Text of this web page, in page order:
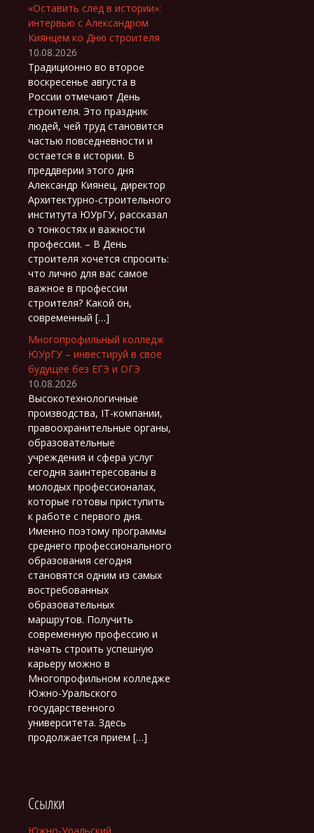
«Оставить след в истории»:
интервью с Александром
Киянцем ко Дню строителя
10.08.2026
Традиционно во второе
воскресенье августа в
России отмечают День
строителя. Это праздник
людей, чей труд становится
частью повседневности и
остается в истории. В
преддверии этого дня
Александр Киянец, директор
Архитектурно-строительного
института ЮУрГУ, рассказал
о тонкостях и важности
профессии. – В День
строителя хочется спросить:
что лично для вас самое
важное в профессии
строителя? Какой он,
современный […]
Многопрофильный колледж
ЮУрГУ – инвестируй в свое
будущее без ЕГЭ и ОГЭ
10.08.2026
Высокотехнологичные
производства, IT-компании,
правоохранительные органы,
образовательные
учреждения и сфера услуг
сегодня заинтересованы в
молодых профессионалах,
которые готовы приступить
к работе с первого дня.
Именно поэтому программы
среднего профессионального
образования сегодня
становятся одним из самых
востребованных
образовательных
маршрутов. Получить
современную профессию и
начать строить успешную
карьеру можно в
Многопрофильном колледже
Южно-Уральского
государственного
университета. Здесь
продолжается прием […]
Ссылки